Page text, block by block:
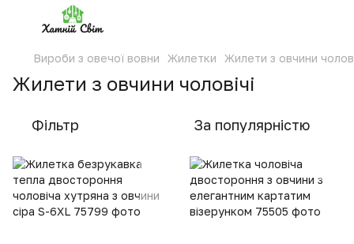
Вироби з овечої вовни Жилетки Жилети з овчини
Жилети з овчини чоловічі
Фільтр За популярністю